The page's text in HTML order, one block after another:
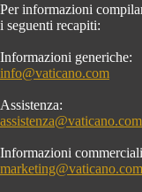
Per informazioni
i seguenti recapiti:
Informazioni generiche:
info@vaticano.com
Assistenza:
assistenza@vaticano.com
Informazioni
marketing@vaticano.com